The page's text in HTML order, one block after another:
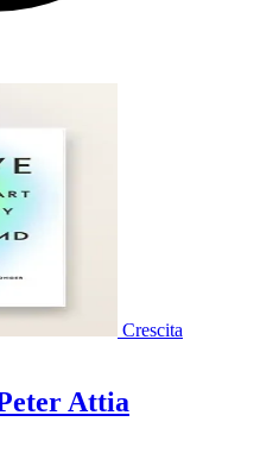
Crescita
Attia